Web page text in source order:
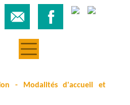
- Modalités d'accueil et